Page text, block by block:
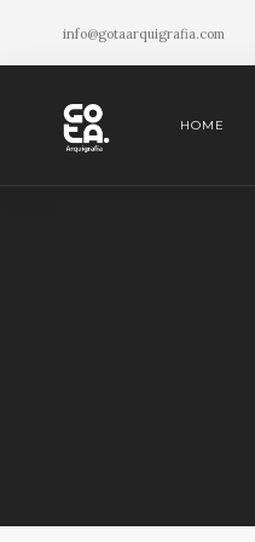
info@gotaarquigrafia.com
HOME